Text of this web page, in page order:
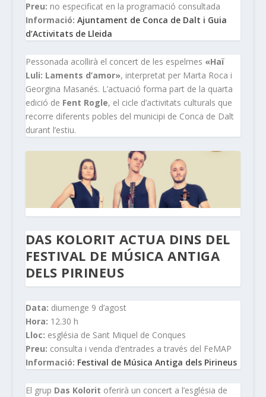
Preu: no especificat en la programació consultada
Informació: Ajuntament de Conca de Dalt i Guia
d’Activitats de Lleida
Pessonada acollirà el concert de les espelmes «Haï
Luli: Laments d’amor», interpretat per Marta Roca i
Georgina Masanés. L’actuació forma part de la quarta
edició de Fent Rogle, el cicle d’activitats culturals que
recorre diferents pobles del municipi de Conca de Dalt
durant l’estiu.
DAS KOLORIT ACTUA DINS DEL
FESTIVAL DE MÚSICA ANTIGA
DELS PIRINEUS
Data: diumenge 9 d’agost
Hora: 12.30 h
Lloc: església de Sant Miquel de Conques
Preu: consulta i venda d’entrades a través del FeMAP
Informació: Festival de Música Antiga dels Pirineus
El grup Das Kolorit oferirà un concert a l’església de